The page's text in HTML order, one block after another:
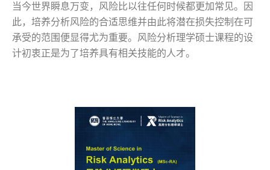
当今世界瞬息万变，风险比以往任何时候都更加常见。因
此，培养分析风险的合适思维并由此将潜在损失控制在可
承受的范围便显得尤为重要。风险分析理学硕士课程的设
计初衷正是为了培养具有相关技能的人才。